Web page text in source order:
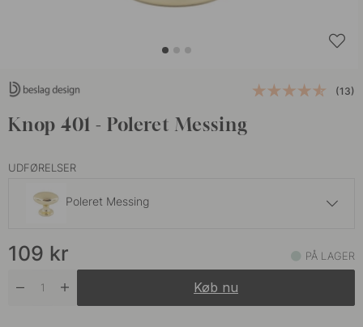
(13)
Knop 401 - Poleret Messing
UDFØRELSER
Poleret Messing
Antik Sort På lager
På lager
109 kr PÅ LAGER
Køb nu